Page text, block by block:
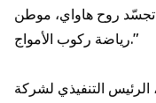
تجسّد روح هاواي، موطن
رياضة ركوب الأمواج."
التنفيذي لشركة